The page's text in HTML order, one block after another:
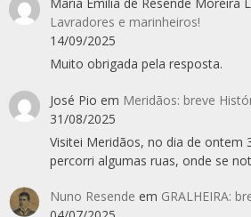
Lavradores e marinheiros!
14/09/2025
Muito obrigada pela resposta.
José Pio em Meridãos: breve
31/08/2025
Visitei Meridãos, no dia de ontem
percorri algumas ruas, onde se
Nuno Resende em GRALHEIRA: